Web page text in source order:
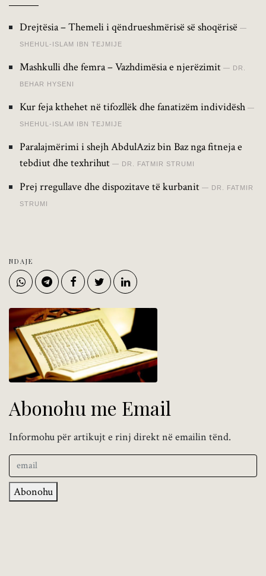
Drejtësia – Themeli i qëndrueshmërisë së shoqërisë
SHEHUL-ISLAM IBN TEJMIJE
Mashkulli dhe femra – Vazhdimësia e njerëzimit DR.
BEHAR HYSENI
Kur feja kthehet në tifozllëk dhe fanatizëm individësh
SHEHUL-ISLAM IBN TEJMIJE
Paralajmërimi i shejh AbdulAziz bin Baz nga fitneja e
tebdiut dhe texhrihut
DR. FATMIR STRUMI
Prej rregullave dhe dispozitave të kurbanit DR. FATMIR
STRUMI
NDAJE
Abonohu me Email
Informohu për artikujt e rinj direkt në emailin tënd.
Abonohu